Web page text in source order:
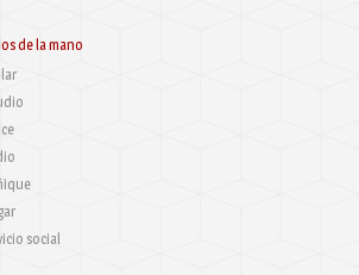
de la mano
social